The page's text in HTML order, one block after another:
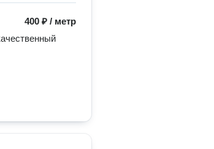
400 ₽ / метр